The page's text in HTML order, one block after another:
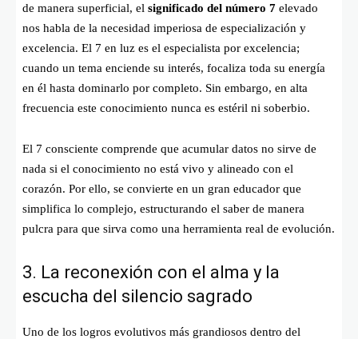
de manera superficial, el significado del número 7 elevado
nos habla de la necesidad imperiosa de especialización y
excelencia. El 7 en luz es el especialista por excelencia;
cuando un tema enciende su interés, focaliza toda su energía
en él hasta dominarlo por completo. Sin embargo, en alta
frecuencia este conocimiento nunca es estéril ni soberbio.
El 7 consciente comprende que acumular datos no sirve de
nada si el conocimiento no está vivo y alineado con el
corazón. Por ello, se convierte en un gran educador que
simplifica lo complejo, estructurando el saber de manera
pulcra para que sirva como una herramienta real de evolución.
3. La reconexión con el alma y la
escucha del silencio sagrado
Uno de los logros evolutivos más grandiosos dentro del